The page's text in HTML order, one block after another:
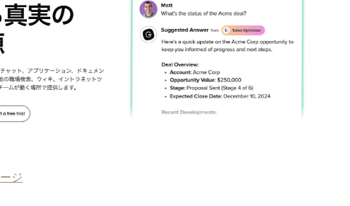
ジ